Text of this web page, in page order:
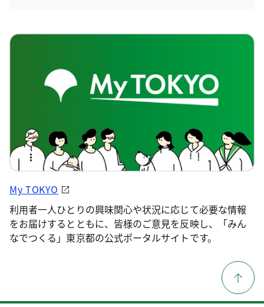
My TOKYO
利用者一人ひとりの興味関心や状況に応じて必要な情報
をお届けするとともに、皆様のご意見を反映し、「みん
なでつくる」東京都の公式ポータルサイトです。